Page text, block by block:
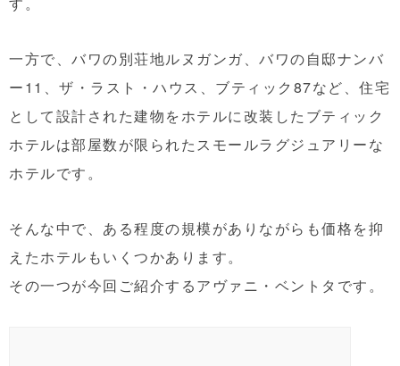
一方で、バワの別荘地ルヌガンガ、バワの自邸ナンバ
ー11、ザ・ラスト・ハウス、ブティック87など、住宅
として設計された建物をホテルに改装したブティック
ホテルは部屋数が限られたスモールラグジュアリーな
ホテルです。
そんな中で、ある程度の規模がありながらも価格を抑
えたホテルもいくつかあります。
その一つが今回ご紹介するアヴァニ・ベントタです。